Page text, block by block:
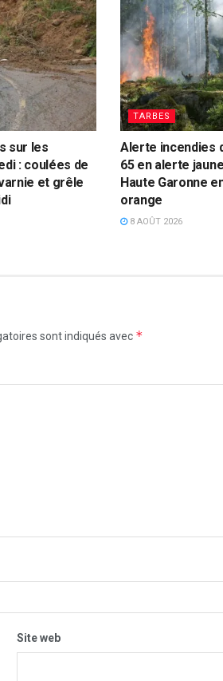
sur les
: coulées de
et grêle
TARBES
Alerte incendies
65 en alerte
Haute Garonne
orange
8 AOÛT 2026
sont indiqués avec *
Site web